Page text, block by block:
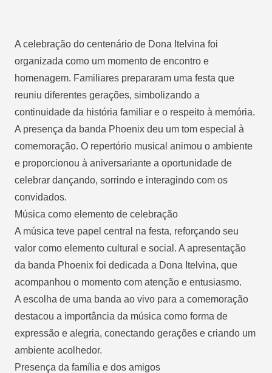
A celebração do centenário de Dona Itelvina foi
organizada como um momento de encontro e
homenagem. Familiares prepararam uma festa que
reuniu diferentes gerações, simbolizando a
continuidade da história familiar e o respeito à memória.
A presença da banda Phoenix deu um tom especial à
comemoração. O repertório musical animou o ambiente
e proporcionou à aniversariante a oportunidade de
celebrar dançando, sorrindo e interagindo com os
convidados.
Música como elemento de celebração
A música teve papel central na festa, reforçando seu
valor como elemento cultural e social. A apresentação
da banda Phoenix foi dedicada a Dona Itelvina, que
acompanhou o momento com atenção e entusiasmo.
A escolha de uma banda ao vivo para a comemoração
destacou a importância da música como forma de
expressão e alegria, conectando gerações e criando um
ambiente acolhedor.
Presença da família e dos amigos